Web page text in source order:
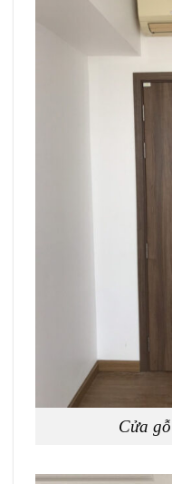
Cửa